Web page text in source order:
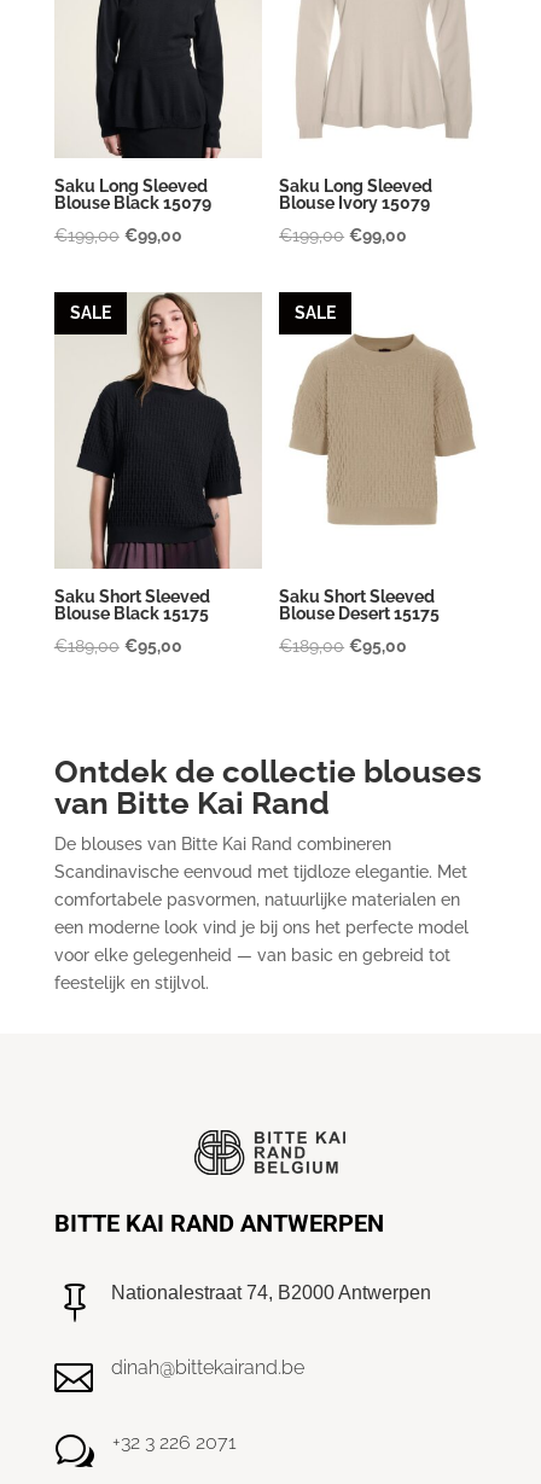
Saku Long Sleeved
Blouse Black 15079
€199,00 Oorspronkelijke
was:
€199,00.
€99,00Huidige
is:
€99,00.
Saku Long Sleeved
Blouse Ivory 15079
€199,00 Oorspronkelijke
was:
€99,00
SALE
Saku Short Sleeved
Blouse Black 15175
€189,00 Oorspronkelijke
€95,00Huidige
SALE
Saku Short Sleeved
Blouse Desert 15175
€189,00 Oorspronkelijke
€95,00
Ontdek de collectie blouses
van Bitte Kai Rand
De blouses van Bitte Kai Rand combineren
Scandinavische eenvoud met tijdloze elegantie. Met
comfortabele pasvormen, natuurlijke materialen en
een moderne look vind je bij ons het perfecte model
voor elke gelegenheid — van basic en gebreid tot
feestelijk en stijlvol.
BITTE KAI RAND ANTWERPEN
 Nationalestraat 74, B2000 Antwerpen
 dinah@bittekairand.be
w +32 3 226 2071